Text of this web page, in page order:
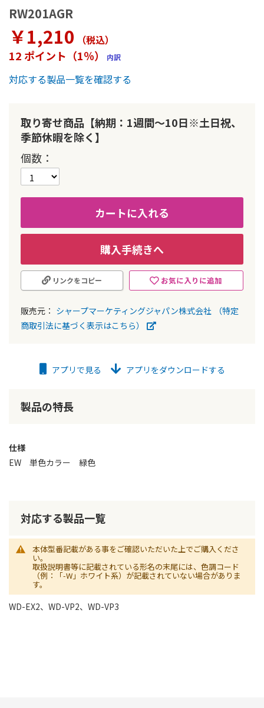
RW201AGR
￥1,210 （税込）
12 ポイント（1％） 内訳
対応する製品一覧を確認する
取り寄せ商品【納期：1週間～10日※土日祝、
季節休暇を除く】
個数
カートに入れる
購入手続きへ
お気に入りに追加
リンクをコピー
販売元： シャープマーケティングジャパン株式会社
（特定
商取引法に基づく表示はこちら）
ャ
リ
ー
の
最
初
動
す
る
アプリで見る アプリをダウンロードする
製品の特長
仕様
EW 単色カラー 緑色
対応する製品一覧
本体型番記載がある事をご確認いただいた上でご購入くださ
い。
取扱説明書等に記載されている形名の末尾には、色調コード
（例：「-W」ホワイト系）が記載されていない場合がありま
す。
WD-EX2、WD-VP2、WD-VP3